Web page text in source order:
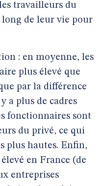
travailleurs du
de leur vie pour
: en moyenne, les
plus élevé que
par la différence
a plus de cadres
fonctionnaires sont
du privé, ce qui
plus hautes. Enfin,
élevé en France (de
entreprises